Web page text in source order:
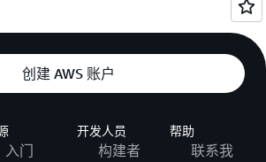
创建 AWS 账户
入门
开发人员
构建者
帮助
联系我